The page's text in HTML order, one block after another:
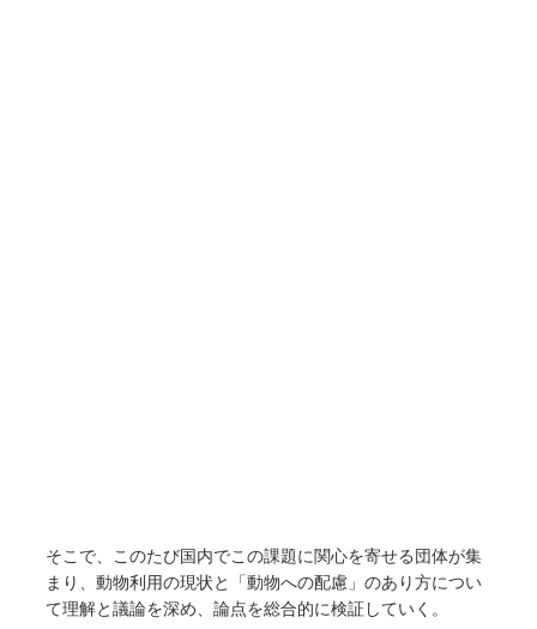
そこで、このたび国内でこの課題に関心を寄せる団体が集
まり、動物利用の現状と「動物への配慮」のあり方につい
て理解と議論を深め、論点を総合的に検証していく。